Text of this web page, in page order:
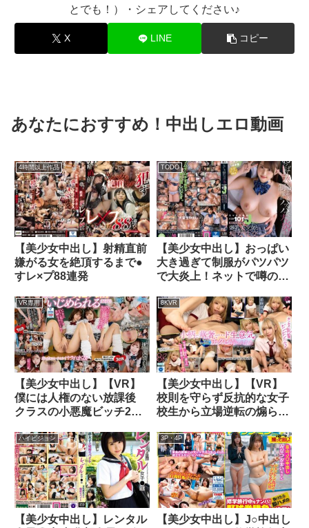
とでも！）・シェアしてください♪
X LINE コピー
あなたにおすすめ！中出しエロ動画
4時間以上作品
【美少女中出し】射精直前
嫌がる女を絶頂するまで●
すレ×プ88連発
TODO
【美少女中出し】おっぱい
大き過ぎて制服がパツパツ
で大炎上！ネットで噂のバ
似合いすぎる爆乳美少女と
痴女性交 水原みその
VR専用
【美少女中出し】【VR】
僕には人権のない放課後
クラスの小悪魔ビッチ2人
した ち○ぽWいじり＆女潮
W直浴び＆連射強要W騎乗
位中出しいぢめ体験VR 沙
月恵奈 松本いちか
8KVR
【美少女中出し】【VR】
校則を守らず反抗的な女子
校生から立場逆転の煽られ
させられる生活指導教員の
僕 希咲那奈
ハイビジョン
【美少女中出し】レンタル
3P・4P
【美少女中出し】J○中出し